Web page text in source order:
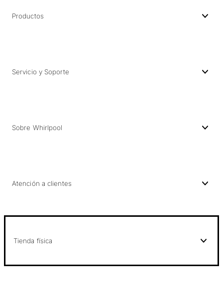
Productos
Servicio y Soporte
Sobre Whirlpool
Atención a clientes
Tienda física